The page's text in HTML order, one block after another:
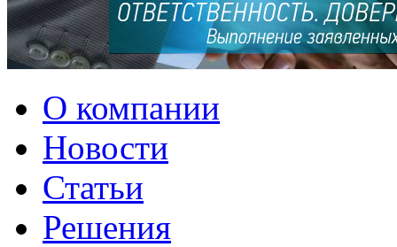
О компании
Новости
Статьи
Решения